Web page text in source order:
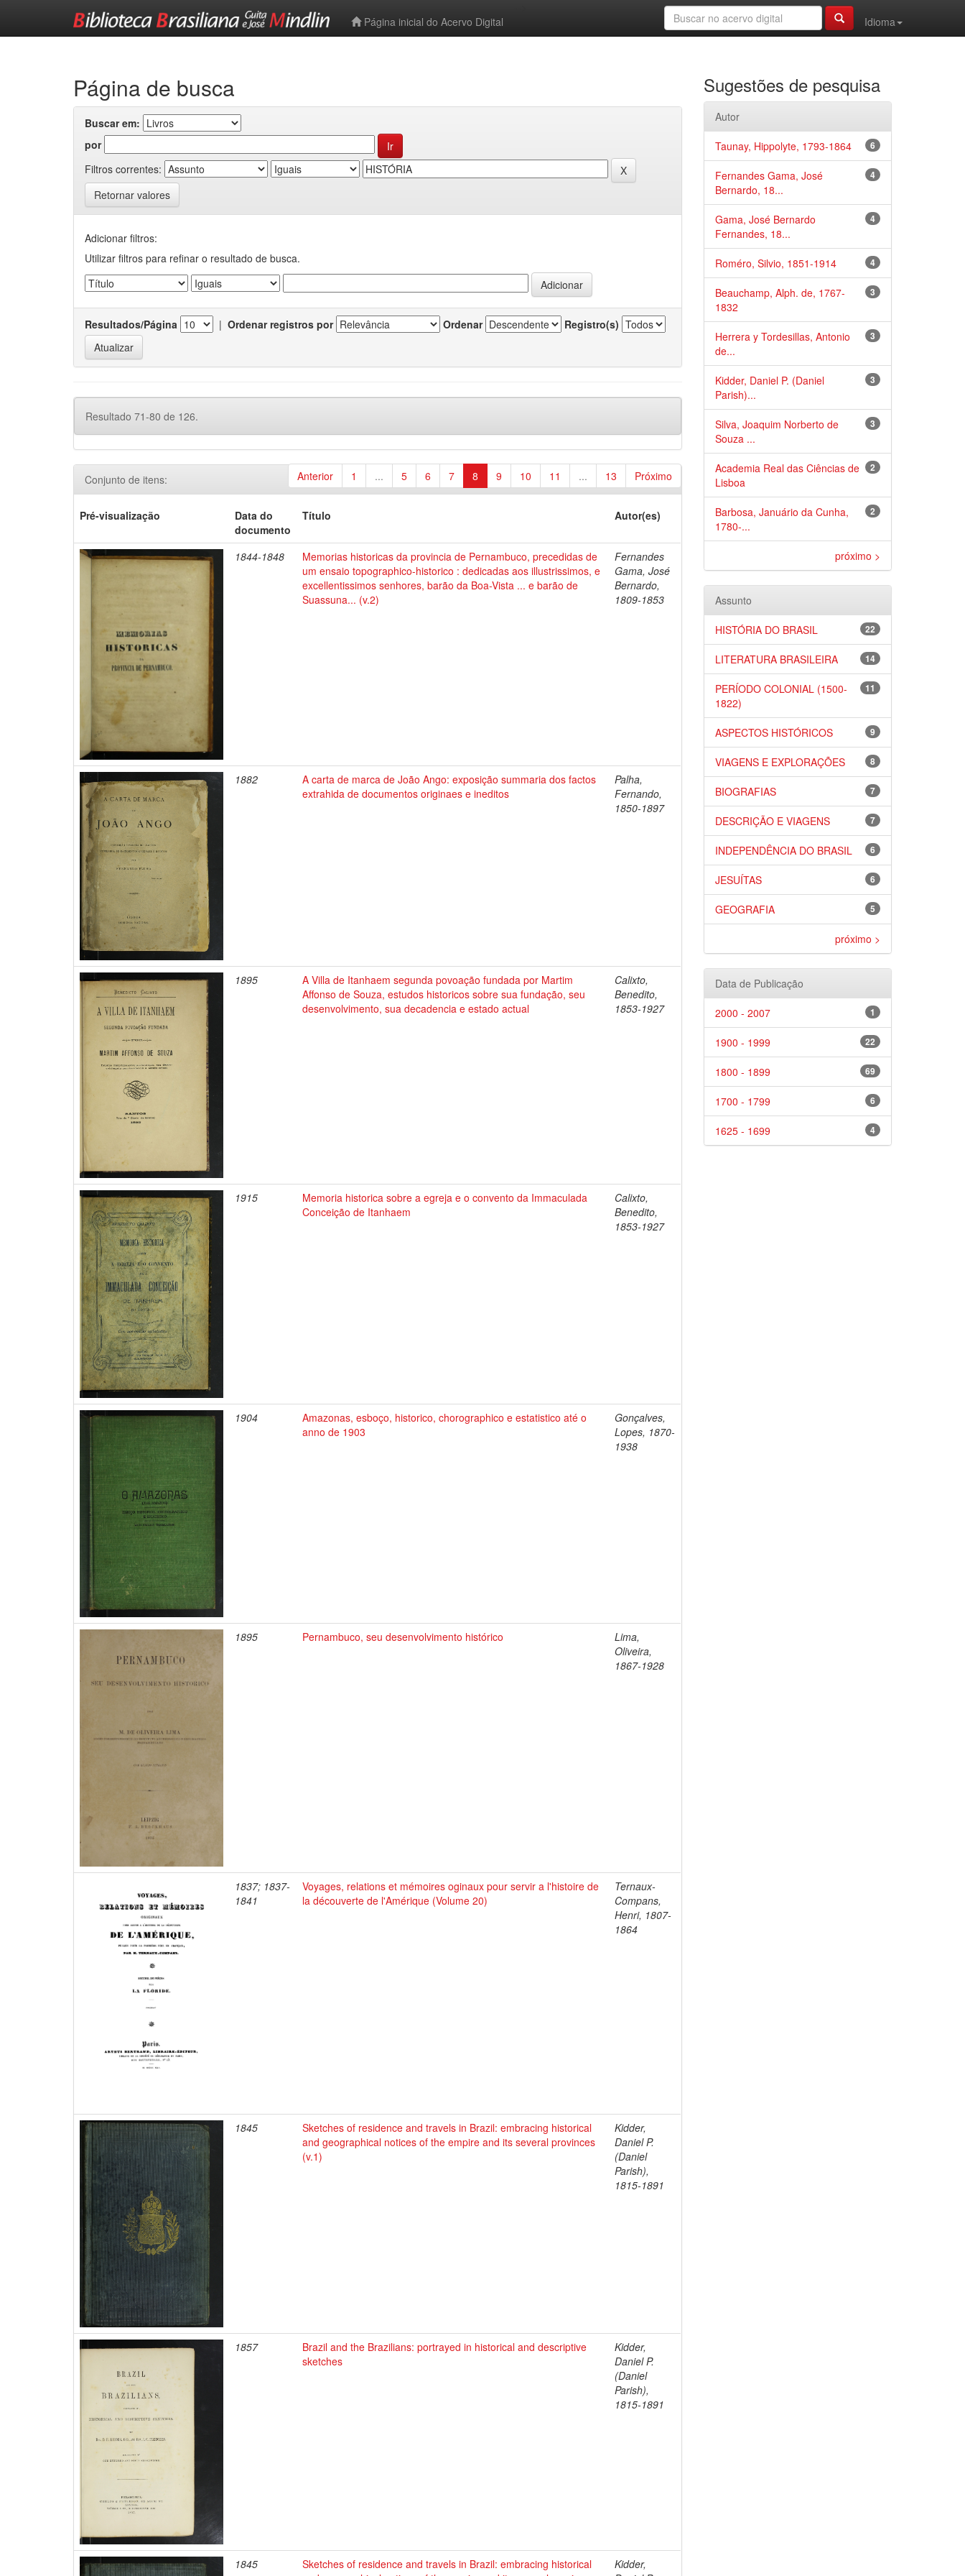
Página inicial do Acervo Digital
Idioma
Página de busca
Buscar em:
por
Filtros correntes:
Retornar valores
Adicionar filtros:
Utilizar filtros para refinar o resultado de busca.
Resultados/Página | Ordenar registros por Ordenar Registro(s)
Resultado 71-80 de 126.
Anterior 1 ... 5 6 7 8 9 10 11 ... 13 Próximo
Conjunto de itens:
Pré-visualização
Data do
documento
Título Autor(es)
1844-1848
Memorias historicas da provincia de Pernambuco, precedidas de
um ensaio topographico-historico : dedicadas aos illustrissimos, e
excellentissimos senhores, barão da Boa-Vista ... e barão de
Suassuna... (v.2)
Fernandes
Gama, José
Bernardo,
1809-1853
1882
A carta de marca de João Ango: exposição summaria dos factos
extrahida de documentos originaes e ineditos
Palha,
Fernando,
1850-1897
1895
A Villa de Itanhaem segunda povoação fundada por Martim
Affonso de Souza, estudos historicos sobre sua fundação, seu
desenvolvimento, sua decadencia e estado actual
Calixto,
Benedito,
1853-1927
1915
Memoria historica sobre a egreja e o convento da Immaculada
Conceição de Itanhaem
Calixto,
Benedito,
1853-1927
1904
Amazonas, esboço, historico, chorographico e estatistico até o
anno de 1903
Gonçalves,
Lopes, 1870-
1938
1895 Pernambuco, seu desenvolvimento histórico
Lima,
Oliveira,
1867-1928
1837; 1837-
1841
Voyages, relations et mémoires oginaux pour servir a l'histoire de
la découverte de l'Amérique (Volume 20)
Ternaux-
Compans,
Henri, 1807-
1864
1845
Sketches of residence and travels in Brazil: embracing historical
and geographical notices of the empire and its several provinces
(v.1)
Kidder,
Daniel P.
(Daniel
Parish),
1815-1891
1857
Brazil and the Brazilians: portrayed in historical and descriptive
sketches
Kidder,
Daniel P.
(Daniel
Parish),
1815-1891
1845
Sketches of residence and travels in Brazil: embracing historical
Kidder,
Sugestões de pesquisa
Autor
6
Taunay, Hippolyte, 1793-1864
4
Fernandes Gama, José
Bernardo, 18...
4
Gama, José Bernardo
Fernandes, 18...
4
Roméro, Silvio, 1851-1914
3
Beauchamp, Alph. de, 1767-
1832
3
Herrera y Tordesillas, Antonio
de...
3
Kidder, Daniel P. (Daniel
Parish)...
3
Silva, Joaquim Norberto de
Souza ...
2
Academia Real das Ciências de
Lisboa
2
Barbosa, Januário da Cunha,
1780-...
próximo >
Assunto
22
HISTÓRIA DO BRASIL
14
LITERATURA BRASILEIRA
11
PERÍODO COLONIAL (1500-
1822)
9
ASPECTOS HISTÓRICOS
8
VIAGENS E EXPLORAÇÕES
7
BIOGRAFIAS
7
DESCRIÇÃO E VIAGENS
6
INDEPENDÊNCIA DO BRASIL
6
JESUÍTAS
5
GEOGRAFIA
próximo >
Data de Publicação
1
2000 - 2007
22
1900 - 1999
69
1800 - 1899
6
1700 - 1799
4
1625 - 1699